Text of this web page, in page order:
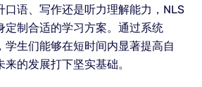
口语、写作还是听力理解能力，NLS
定制合适的学习方案。通过系统
学生们能够在短时间内显著提高自
的发展打下坚实基础。